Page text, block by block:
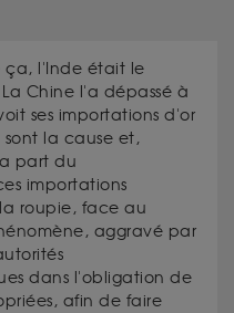
ça, l'Inde était le
Chine l'a dépassé à
ses importations d'or
sont la cause et,
part du
importations
roupie, face au
aggravé par
dans l'obligation de
afin de faire